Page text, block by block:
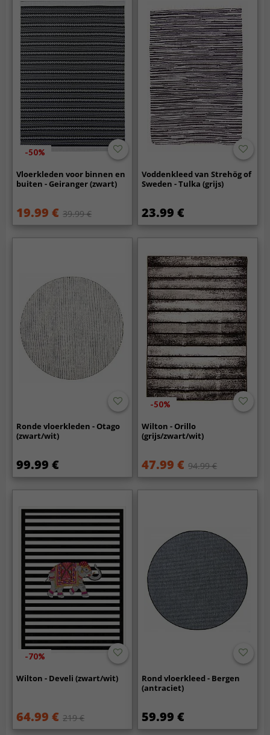
-50%
Vloerkleden voor binnen en
buiten - Geiranger (zwart)
19.99 € 39.99 €
Voddenkleed van Strehög of
Sweden - Tulka (grijs)
23.99 €
Ronde vloerkleden - Otago
(zwart/wit)
99.99 €
-50%
Wilton - Orillo
(grijs/zwart/wit)
47.99 € 94.99 €
-70%
Wilton - Develi (zwart/wit)
64.99 € 219 €
Rond vloerkleed - Bergen
(antraciet)
59.99 €